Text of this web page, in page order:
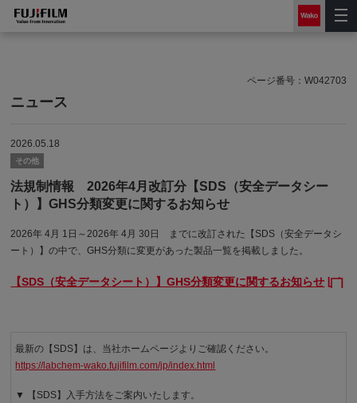
ページ番号： W042703
ニュース
2026.05.18
その他
法規制情報 2026年4月改訂分【SDS（安全データシー
ト）】GHS分類変更に関するお知らせ
2026年 4月 1日～2026年 4月 30日 までに改訂された【SDS（安全データシ
ート）】の中で、GHS分類に変更があった製品一覧を掲載しました。
【SDS（安全データシート）】GHS分類変更に関するお知らせ
最新の【SDS】は、当社ホームページよりご確認ください。
https://labchem-wako.fujifilm.com/jp/index.html
▼ 【SDS】入手方法をご案内いたします。